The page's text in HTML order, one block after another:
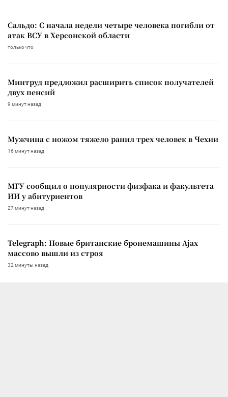
Сальдо: С начала недели четыре человека погибли от
атак ВСУ в Херсонской области
только что
Минтруд предложил расширить список получателей
двух пенсий
9 минут назад
Мужчина с ножом тяжело ранил трех человек в Чехии
16 минут назад
МГУ сообщил о популярности физфака и факультета
ИИ у абитуриентов
27 минут назад
Telegraph: Новые британские бронемашины Ajax
массово вышли из строя
32 минуты назад